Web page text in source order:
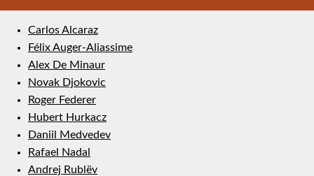
Carlos Alcaraz
Félix Auger-Aliassime
Alex De Minaur
Novak Djokovic
Roger Federer
Hubert Hurkacz
Daniil Medvedev
Rafael Nadal
Andrej Rublëv